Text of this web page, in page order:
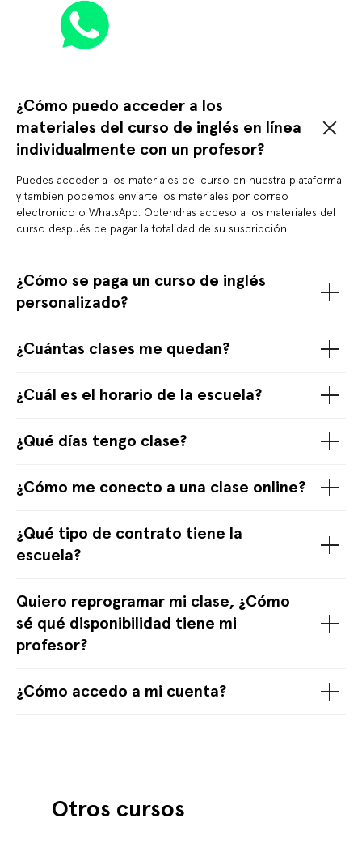
¿Cómo puedo acceder a los
materiales del curso de inglés en línea
individualmente con un profesor?
Puedes acceder a los materiales del curso en nuestra plataforma
y tambien podemos enviarte los materiales por correo
electronico o WhatsApp. Obtendras acceso a los materiales del
curso después de pagar la totalidad de su suscripción.
¿Cómo se paga un curso de inglés
personalizado?
¿Cuántas clases me quedan?
¿Cuál es el horario de la escuela?
¿Qué días tengo clase?
¿Cómo me conecto a una clase online?
¿Qué tipo de contrato tiene la
escuela?
Quiero reprogramar mi clase, ¿Cómo
sé qué disponibilidad tiene mi
profesor?
¿Cómo accedo a mi cuenta?
Otros cursos